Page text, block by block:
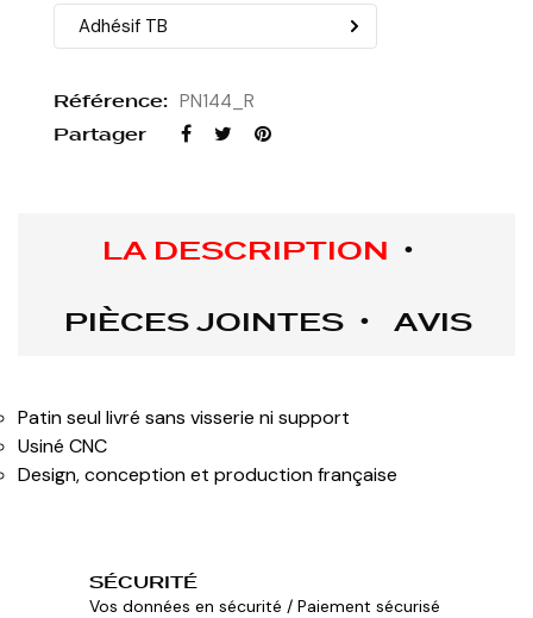
Référence: PN144_R
Partager
LA DESCRIPTION
PIÈCES JOINTES
AVIS
Patin seul livré sans visserie ni support
Usiné CNC
Design, conception et production française
SÉCURITÉ
Vos données en sécurité / Paiement sécurisé